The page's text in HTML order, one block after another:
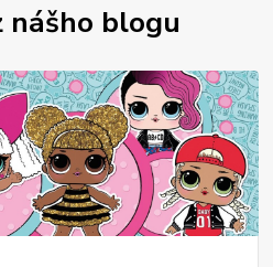
nášho blogu